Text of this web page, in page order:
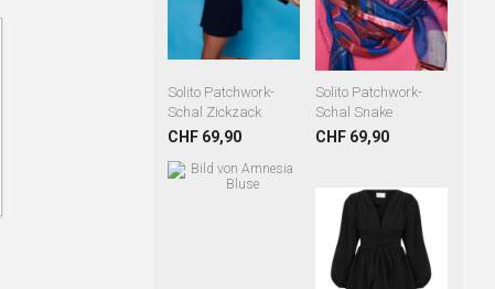
Solito Patchwork-
Schal Zickzack
CHF 69,90
Solito Patchwork-
Schal Snake
CHF 69,90